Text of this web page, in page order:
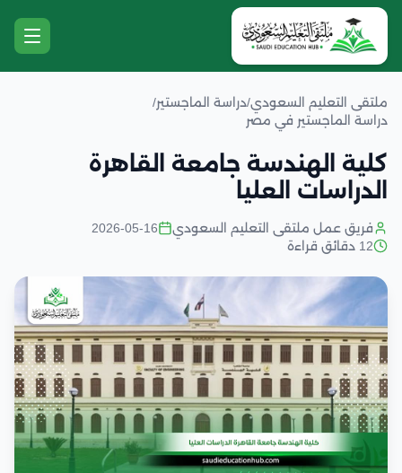
ملتقى التعليم السعودي/دراسة الماجستير/
دراسة الماجستير في مصر
كلية الهندسة جامعة القاهرة
الدراسات العليا
فريق عمل ملتقى التعليم السعودي
2026-05-16
12 دقائق قراءة